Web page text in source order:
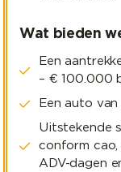
Wat bieden
Een
– € 100.000
Een auto van
Uitstekende
conform cao,
ADV-dagen